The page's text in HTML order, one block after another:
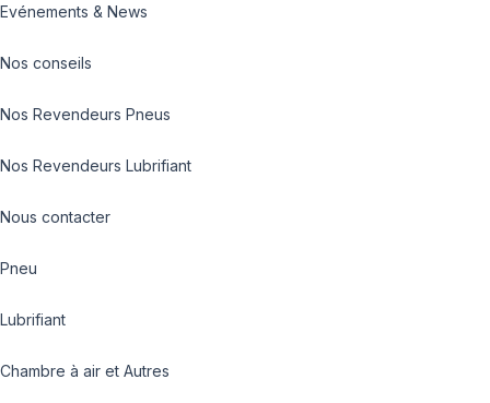
Evénements & News
Nos conseils
Nos Revendeurs Pneus
Nos Revendeurs Lubrifiant
Nous contacter
Pneu
Lubrifiant
Chambre à air et Autres